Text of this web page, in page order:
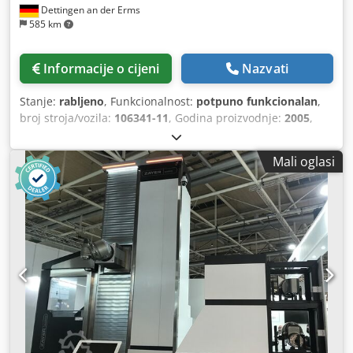
Dettingen an der Erms
585 km
Informacije o cijeni Nazvati
Stanje: rabljeno, Funkcionalnost: potpuno funkcionalan,
broj stroja/vozila: 106341-11, Godina proizvodnje: 2005,
, ukupna visina:
duljina:5.660 mm, ukupna širina:3.956 mm, Tehnologija
bušenja dubokobušilice je bušenje jednorubnim svrdlom.
Informacije o jedinici za bušenje: - Broj vretena: 1 - Broj
okretaja vretena, kontinuirano podesiv: 300 - 8000 o/min -
Snaga pogona vretena: 7,5 kW - Maksimalna dubina
bušenja: 800 mm - Minimalni/maksimalni promjer
bušenja: 3 - 25 mm (na osnovi ST 60) - Maksimalni spiralni
promjer bušenja: 25 mm - Maksimalno narezivanje navoja:
M24x3 - Stopa uklanjanja materijala kod glodanja: 150
ccm/min Hodovi: - X-os: 800 mm - Y-os: 400 mm - Z-os: 630
mm - W-os: 800 mm Brzina pomaka: - X-os: 15000 mm/min
- Y-os: 15000 mm/min - Z-os: 15000 mm/min - W-os: 15000
mm/min Informacije o tekućinama: - Sustav
Mali oglasi